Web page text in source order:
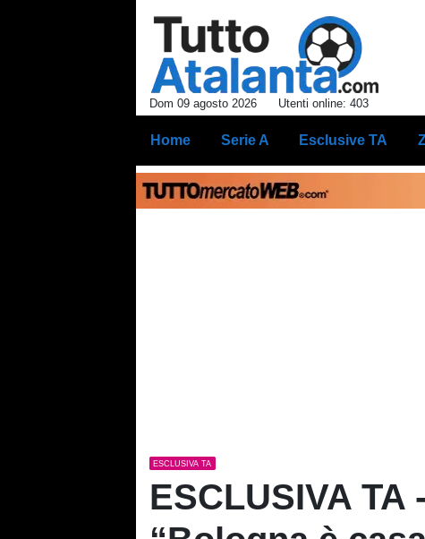
Dom 09 agosto 2026 Utenti online: 403
Home Serie A Esclusive TA
ESCLUSIVA TA
ESCLUSIVA